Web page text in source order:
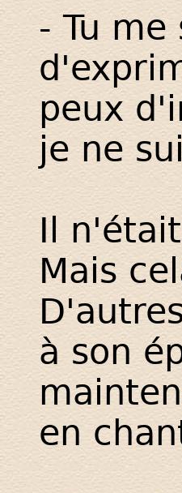
- Tu
peux
je ne
Il
Mais
à son
en